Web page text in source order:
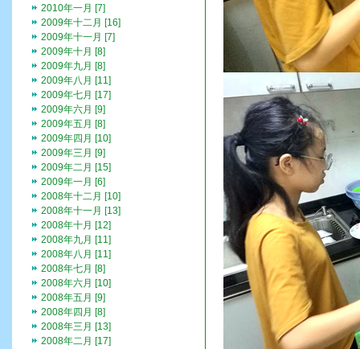
2010年一月 [7]
2009年十二月 [16]
2009年十一月 [7]
2009年十月 [8]
2009年九月 [8]
2009年八月 [11]
2009年七月 [17]
2009年六月 [9]
2009年五月 [8]
2009年四月 [10]
2009年三月 [9]
2009年二月 [15]
2009年一月 [6]
2008年十二月 [10]
2008年十一月 [13]
2008年十月 [12]
2008年九月 [11]
2008年八月 [11]
2008年七月 [8]
2008年六月 [10]
2008年五月 [9]
2008年四月 [8]
2008年三月 [13]
2008年二月 [17]